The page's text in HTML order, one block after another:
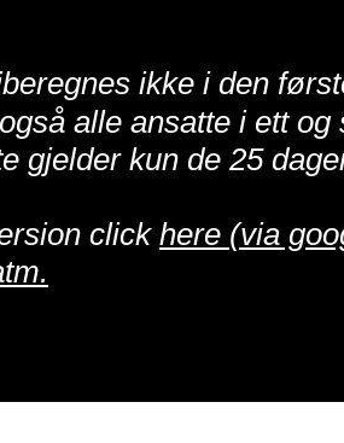
ikke i den
alle ansatte i ett
gjelder kun de 25
click here (via